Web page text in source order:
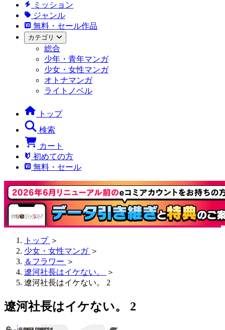
ミッション
ジャンル
無料・セール作品
カテゴリ
総合
少年・青年マンガ
少女・女性マンガ
オトナマンガ
ライトノベル
トップ
検索
カート
初めての方
無料・セール
トップ ＞
少女・女性マンガ ＞
＆フラワー ＞
遼河社長はイケない。
＞
遼河社長はイケない。 2
遼河社長はイケない。 2